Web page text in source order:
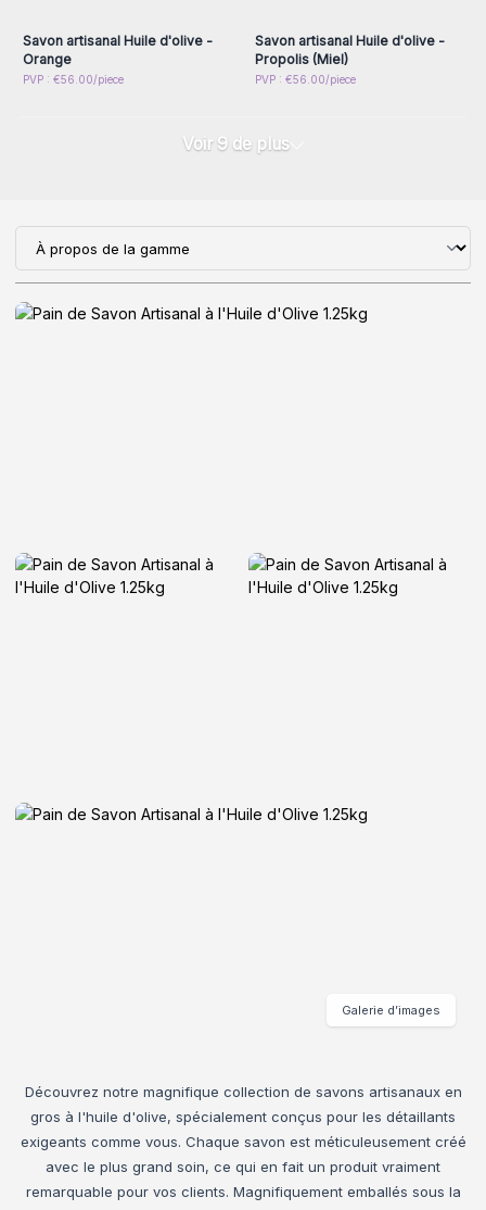
Savon artisanal Huile d'olive -
Orange
PVP : €56.00/piece
Savon artisanal Huile d'olive -
Propolis (Miel)
PVP : €56.00/piece
Voir 9 de plus
Découvrez notre magnifique collection de savons artisanaux en
gros à l'huile d'olive, spécialement conçus pour les détaillants
exigeants comme vous. Chaque savon est méticuleusement créé
avec le plus grand soin, ce qui en fait un produit vraiment
remarquable pour vos clients. Magnifiquement emballés sous la
Galerie d’images